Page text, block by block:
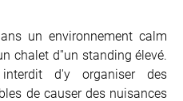
un environnement calm
chalet d''un standing élevé.
d'y organiser des
de causer des nuisances